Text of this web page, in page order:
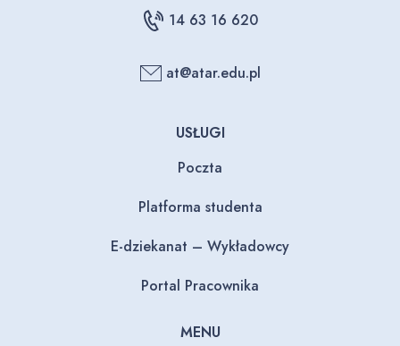
14 63 16 620
at@atar.edu.pl
USŁUGI
Poczta
Platforma studenta
E-dziekanat – Wykładowcy
Portal Pracownika
MENU